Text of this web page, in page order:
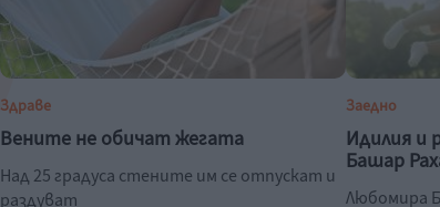
Здраве
Вените не обичат жегата
Над 25 градуса стените им се отпускат и
раздуват
Заедно
Идилия и
Башар
Любомира